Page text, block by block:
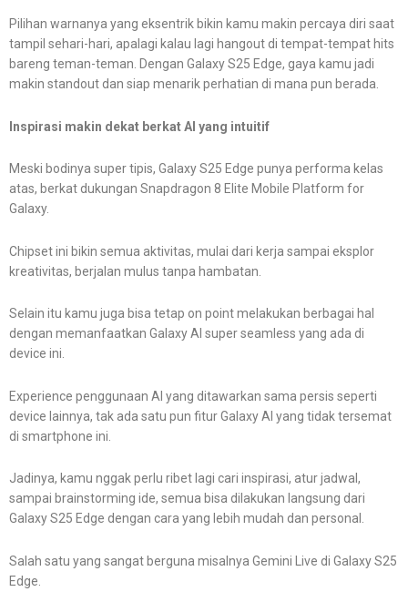
Pilihan warnanya yang eksentrik bikin kamu makin percaya diri saat
tampil sehari-hari, apalagi kalau lagi hangout di tempat-tempat hits
bareng teman-teman. Dengan Galaxy S25 Edge, gaya kamu jadi
makin standout dan siap menarik perhatian di mana pun berada.
Inspirasi makin dekat berkat AI yang intuitif
Meski bodinya super tipis, Galaxy S25 Edge punya performa kelas
atas, berkat dukungan Snapdragon 8 Elite Mobile Platform for
Galaxy.
Chipset ini bikin semua aktivitas, mulai dari kerja sampai eksplor
kreativitas, berjalan mulus tanpa hambatan.
Selain itu kamu juga bisa tetap on point melakukan berbagai hal
dengan memanfaatkan Galaxy AI super seamless yang ada di
device ini.
Experience penggunaan AI yang ditawarkan sama persis seperti
device lainnya, tak ada satu pun fitur Galaxy AI yang tidak tersemat
di smartphone ini.
Jadinya, kamu nggak perlu ribet lagi cari inspirasi, atur jadwal,
sampai brainstorming ide, semua bisa dilakukan langsung dari
Galaxy S25 Edge dengan cara yang lebih mudah dan personal.
Salah satu yang sangat berguna misalnya Gemini Live di Galaxy S25
Edge.